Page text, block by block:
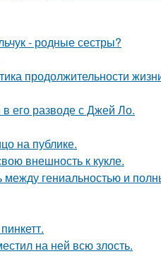
- родные сестры?
продолжительности
его разводе с Джей Ло.
на публике.
внешность к кукле.
между гениальностью и
на ней всю злость.